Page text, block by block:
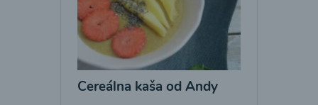
Cereálna kaša od Andy